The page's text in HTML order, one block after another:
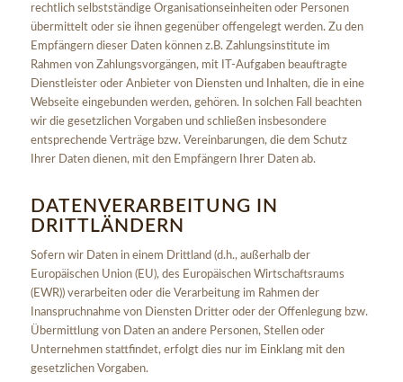
rechtlich selbstständige Organisationseinheiten oder Personen
übermittelt oder sie ihnen gegenüber offengelegt werden. Zu den
Empfängern dieser Daten können z.B. Zahlungsinstitute im
Rahmen von Zahlungsvorgängen, mit IT-Aufgaben beauftragte
Dienstleister oder Anbieter von Diensten und Inhalten, die in eine
Webseite eingebunden werden, gehören. In solchen Fall beachten
wir die gesetzlichen Vorgaben und schließen insbesondere
entsprechende Verträge bzw. Vereinbarungen, die dem Schutz
Ihrer Daten dienen, mit den Empfängern Ihrer Daten ab.
DATENVERARBEITUNG IN
DRITTLÄNDERN
Sofern wir Daten in einem Drittland (d.h., außerhalb der
Europäischen Union (EU), des Europäischen Wirtschaftsraums
(EWR)) verarbeiten oder die Verarbeitung im Rahmen der
Inanspruchnahme von Diensten Dritter oder der Offenlegung bzw.
Übermittlung von Daten an andere Personen, Stellen oder
Unternehmen stattfindet, erfolgt dies nur im Einklang mit den
gesetzlichen Vorgaben.